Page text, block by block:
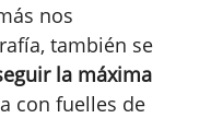
nos
también se
la máxima
con fuelles de